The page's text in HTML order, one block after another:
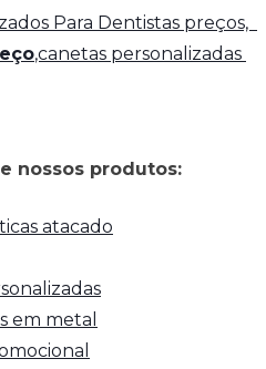
Para Dentistas preços,
,canetas personalizadas
nossos produtos:
atacado
em metal